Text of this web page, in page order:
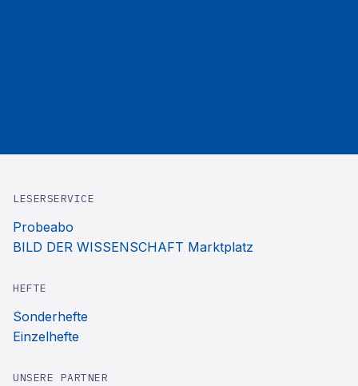
LESERSERVICE
Probeabo
BILD DER WISSENSCHAFT Marktplatz
HEFTE
Sonderhefte
Einzelhefte
UNSERE PARTNER